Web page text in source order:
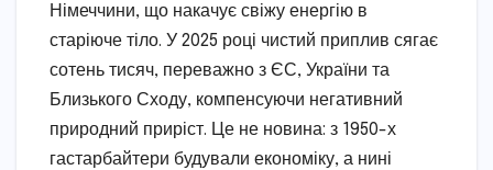
Німеччини, що накачує свіжу енергію в
старіюче тіло. У 2025 році чистий приплив сягає
сотень тисяч, переважно з ЄС, України та
Близького Сходу, компенсуючи негативний
природний приріст. Це не новина: з 1950-х
гастарбайтери будували економіку, а нині